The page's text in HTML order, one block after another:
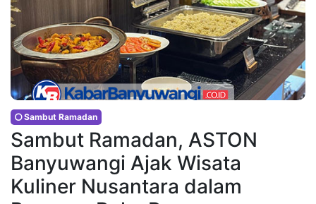
Sambut Ramadan
Sambut Ramadan, ASTON
Banyuwangi Ajak Wisata
Kuliner Nusantara dalam